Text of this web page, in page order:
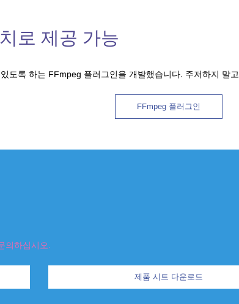
로 제공 가능
도록 하는 FFmpeg 플러그인을 개발했습니다. 주저하지 말
FFmpeg 플러그인
의하십시오.
제품 시트 다운로드